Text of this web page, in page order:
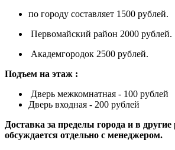
по городу составляет 1500 рублей.
Первомайский район 2000 рублей.
Академгородок 2500 рублей.
Подъем на этаж :
Дверь межкомнатная - 100 рублей
Дверь входная - 200 рублей
Доставка за пределы города и в
обсуждается отдельно с менеджером.